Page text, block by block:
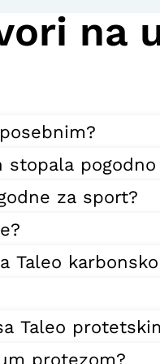
na
pogodno
za sport?
Taleo
Taleo
protezom?